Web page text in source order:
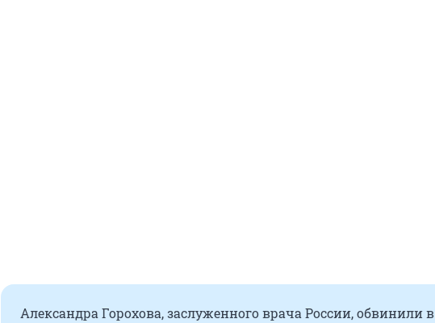
Александра Горохова, заслуженного врача России, обвинили в